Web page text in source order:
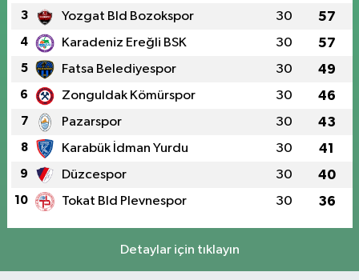
3 Yozgat Bld Bozokspor 30 57
4 Karadeniz Ereğli BSK 30 57
5 Fatsa Belediyespor 30 49
6 Zonguldak Kömürspor 30 46
7 Pazarspor 30 43
8 Karabük İdman Yurdu 30 41
9 Düzcespor 30 40
10 Tokat Bld Plevnespor 30 36
Detaylar için tıklayın